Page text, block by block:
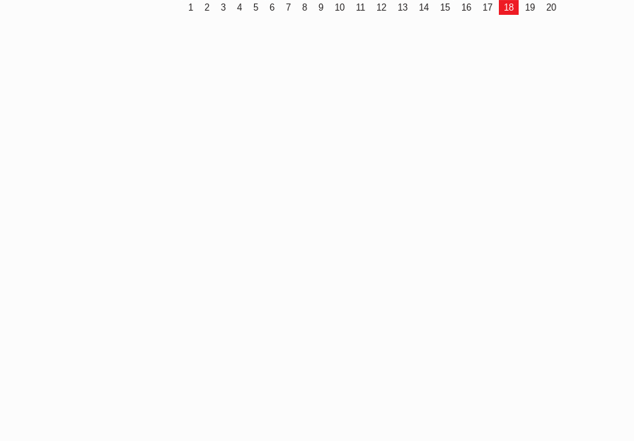
1 2 3 4 5 6 7 8 9 10 11 12 13 14 15 16 17 18 19 20